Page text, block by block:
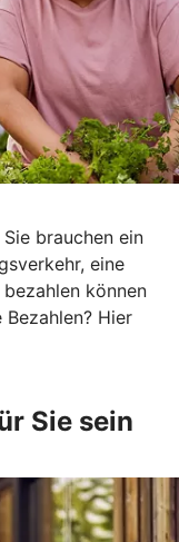
brauchen ein
eine
können
Hier
Sie sein